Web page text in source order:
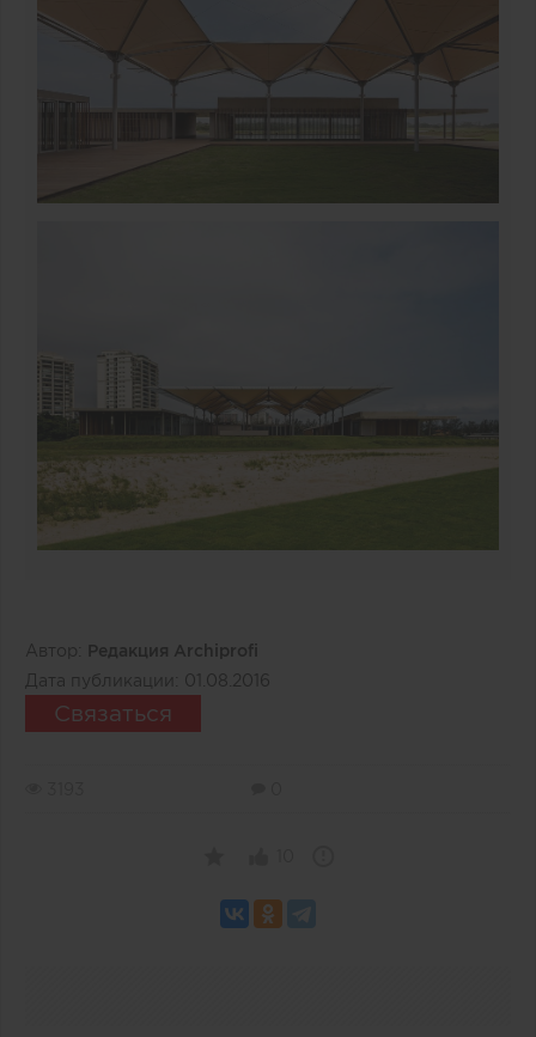
Автор:
Редакция Archiprofi
Дата публикации: 01.08.2016
Связаться